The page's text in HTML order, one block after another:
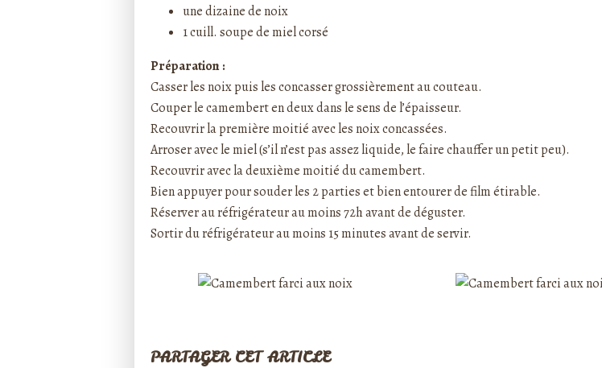
une dizaine de noix
1 cuill. soupe de miel corsé
Préparation :
Casser les noix puis les concasser grossièrement au couteau.
Couper le camembert en deux dans le sens de l’épaisseur.
Recouvrir la première moitié avec les noix concassées.
Arroser avec le miel (s’il n’est pas assez liquide, le faire chauffer un petit peu).
Recouvrir avec la deuxième moitié du camembert.
Bien appuyer pour souder les 2 parties et bien entourer de film étirable.
Réserver au réfrigérateur au moins 72h avant de déguster.
Sortir du réfrigérateur au moins 15 minutes avant de servir.
PARTAGER CET ARTICLE